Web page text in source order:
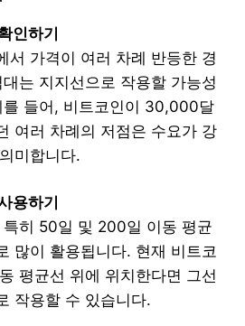
인하기
서 가격이 여러 차례 반등한 경
는 지지선으로 작용할 가능성
를 들어, 비트코인이 30,000달
여러 차례의 저점은 수요가 강
미합니다.
용하기
특히 50일 및 200일 이동 평균
많이 활용됩니다. 현재 비트코
평균선 위에 위치한다면 그선
작용할 수 있습니다.